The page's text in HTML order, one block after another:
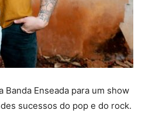
Enseada para um show
sucessos do pop e do rock.